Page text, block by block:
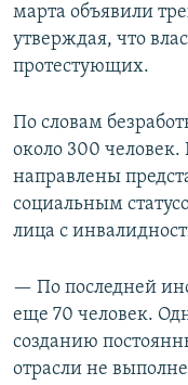
марта объявили
утверждая, что
протестующих.
По словам
около 300
направлены
социальным
лица с
— По последней
еще 70 человек.
созданию
отрасли не